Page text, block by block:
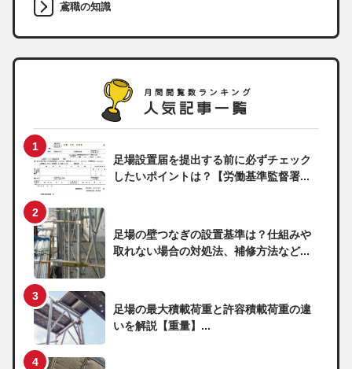
鳶職の知識
足場設置届を提出する前に必ずチェック
したいポイントは？【労働基準監督署...
足場の壁つなぎの設置基準は？仕組みや
取れない場合の対処法、補修方法など...
足場の最大積載荷重と許容積載荷重の違
いを解説【重量】...